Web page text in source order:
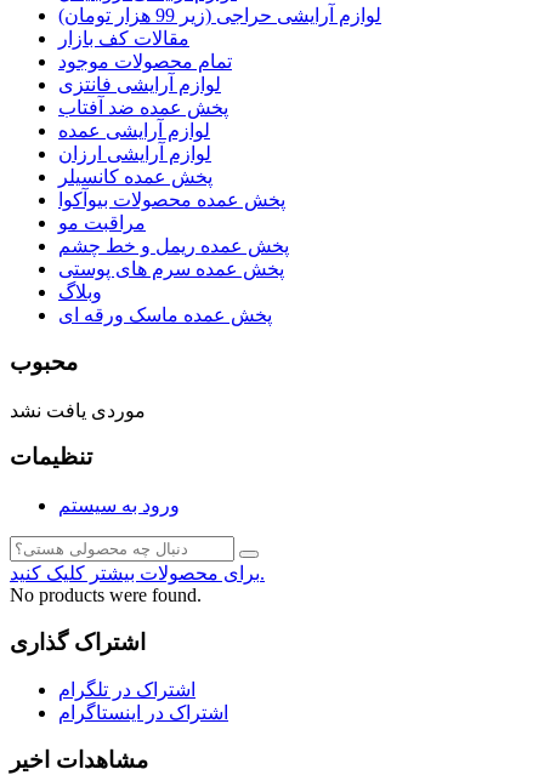
لوازم آرایشی حراجی (زیر 99 هزار تومان)
مقالات کف بازار
تمام محصولات موجود
لوازم آرایشی فانتزی
پخش عمده ضد آفتاب
لوازم آرایشی عمده
لوازم آرایشی ارزان
پخش عمده کانسیلر
پخش عمده محصولات بیوآکوا
مراقبت مو
پخش عمده ریمل و خط چشم
پخش عمده سرم های پوستی
وبلاگ
پخش عمده ماسک ورقه ای
محبوب
موردی یافت نشد
تنظیمات
ورود به سیستم
برای محصولات بیشتر کلیک کنید.
No products were found.
اشتراک گذاری
اشتراک در تلگرام
اشتراک در اینستاگرام
مشاهدات اخیر